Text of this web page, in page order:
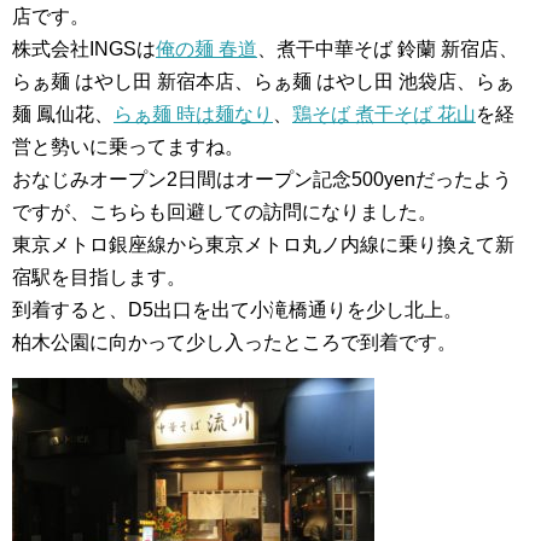
店です。
株式会社INGSは俺の麺 春道 、煮干中華そば 鈴蘭 新宿店、
らぁ麺 はやし田 新宿本店、らぁ麺 はやし田 池袋店、らぁ
麺 鳳仙花、
らぁ麺 時は麺なり 鶏そば 煮干そば 花山を経
営と勢いに乗ってますね。
おなじみオープン2日間はオープン記念500yenだったよう
ですが、こちらも回避しての訪問になりました。
東京メトロ銀座線から東京メトロ丸ノ内線に乗り換えて新
宿駅を目指します。
到着すると、D5出口を出て小滝橋通りを少し北上。
柏木公園に向かって少し入ったところで到着です。